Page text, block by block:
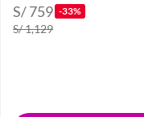
S/ 759 -33%
S/ 1,129